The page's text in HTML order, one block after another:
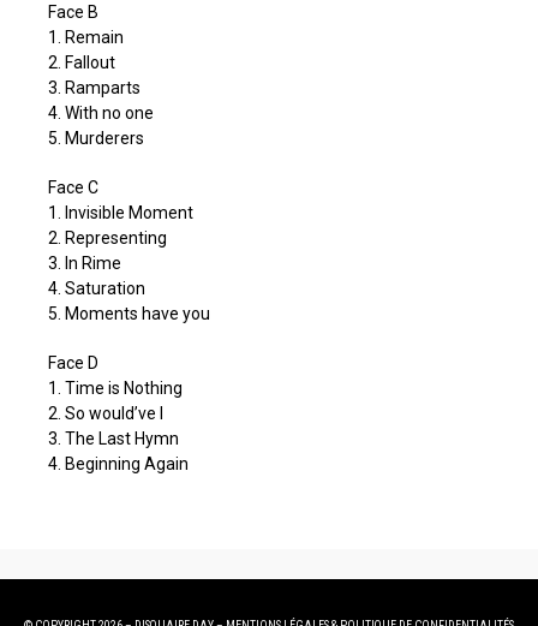
Face B
1. Remain
2. Fallout
3. Ramparts
4. With no one
5. Murderers
Face C
1. Invisible Moment
2. Representing
3. In Rime
4. Saturation
5. Moments have you
Face D
1. Time is Nothing
2. So would’ve I
3. The Last Hymn
4. Beginning Again